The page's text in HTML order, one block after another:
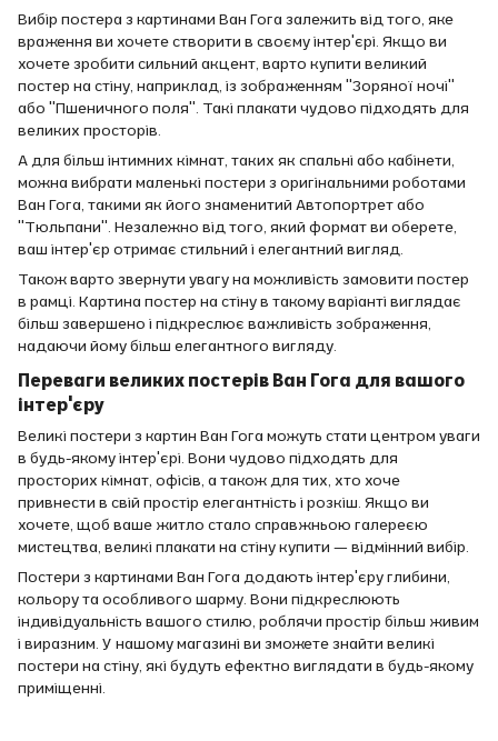
Вибір постера з картинами Ван Гога залежить від того, яке
враження ви хочете створити в своєму інтер'єрі. Якщо ви
хочете зробити сильний акцент, варто купити великий
постер на стіну, наприклад, із зображенням "Зоряної ночі"
або "Пшеничного поля". Такі плакати чудово підходять для
великих просторів.
А для більш інтимних кімнат, таких як спальні або кабінети,
можна вибрати маленькі постери з оригінальними роботами
Ван Гога, такими як його знаменитий Автопортрет або
"Тюльпани". Незалежно від того, який формат ви оберете,
ваш інтер'єр отримає стильний і елегантний вигляд.
Також варто звернути увагу на можливість замовити постер
в рамці. Картина постер на стіну в такому варіанті виглядає
більш завершено і підкреслює важливість зображення,
надаючи йому більш елегантного вигляду.
Переваги великих постерів Ван Гога для вашого
інтер'єру
Великі постери з картин Ван Гога можуть стати центром уваги
в будь-якому інтер'єрі. Вони чудово підходять для
просторих кімнат, офісів, а також для тих, хто хоче
привнести в свій простір елегантність і розкіш. Якщо ви
хочете, щоб ваше житло стало справжньою галереєю
мистецтва, великі плакати на стіну купити — відмінний вибір.
Постери з картинами Ван Гога додають інтер'єру глибини,
кольору та особливого шарму. Вони підкреслюють
індивідуальність вашого стилю, роблячи простір більш живим
і виразним. У нашому магазині ви зможете знайти великі
постери на стіну, які будуть ефектно виглядати в будь-якому
приміщенні.